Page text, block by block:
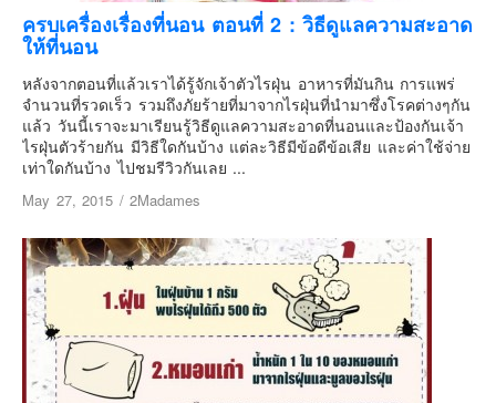
อิตาลี
ตุรกี-ตุรเคีย
เยอรมัน
ฝรั่งเศส
ออสเตรีย
เนเธอร์แลนด์
เบลเยี่ยม
สวิสเซอร์แลนด์
โปรตุเกส
สเปน
ครบเครื่องเรื่องที่นอน ตอนที่ 2 : วิธีดูแลความสะอาด
ให้ที่นอน
หลังจากตอนที่แล้วเราได้รู้จักเจ้าตัวไรฝุ่น อาหารที่มันกิน การแพร่
จำนวนที่รวดเร็ว รวมถึงภัยร้ายที่มาจากไรฝุ่นที่นำมาซึ่งโรคต่างๆกัน
แล้ว วันนี้เราจะมาเรียนรู้วิธีดูแลความสะอาดที่นอนและป้องกันเจ้า
ไรฝุ่นตัวร้ายกัน มีวิธีใดกันบ้าง แต่ละวิธีมีข้อดีข้อเสีย และค่าใช้จ่าย
เท่าใดกันบ้าง ไปชมรีวิวกันเลย ...
May 27, 2015 / 2Madames